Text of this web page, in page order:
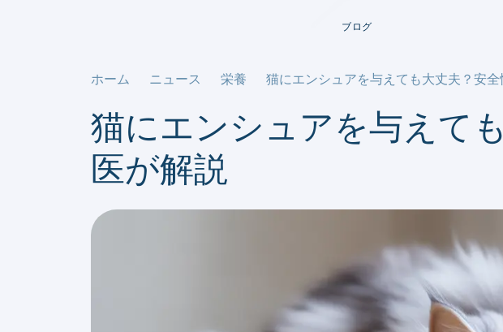
ブログ
ホーム ニュース 栄養 猫にエンシュアを与えても大丈夫？安
猫にエンシュアを与えて
医が解説